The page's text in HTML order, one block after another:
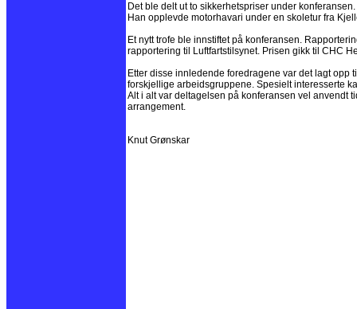
Det ble delt ut to sikkerhetspriser under
Han opplevde motorhavari under en skoletur fra
Et nytt trofe ble innstiftet på konferansen.
rapportering til Luftfartstilsynet. Prisen gikk til CHC
Etter disse innledende foredragene var det lagt opp
forskjellige arbeidsgruppene. Spesielt interesserte
Alt i alt var deltagelsen på konferansen vel anvendt
arrangement.
Knut Grønskar